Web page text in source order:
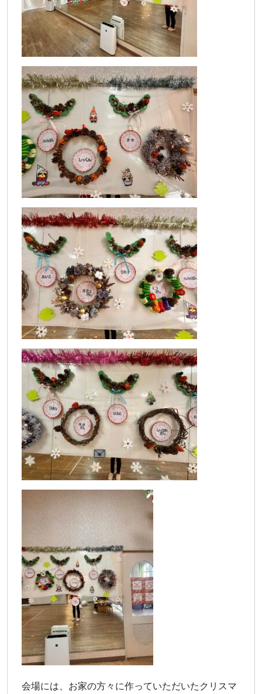
会場には、お家の方々に作っていただいたクリスマ